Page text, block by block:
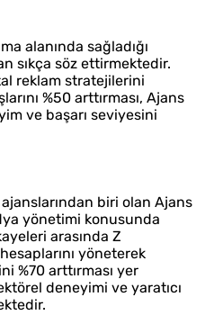
alanında sağladığı
sıkça söz ettirmektedir.
reklam stratejilerini
%50 arttırması, Ajans
ve başarı seviyesini
ajanslarından biri olan Ajans
yönetimi konusunda
arasında Z
yöneterek
%70 arttırması yer
deneyimi ve yaratıcı